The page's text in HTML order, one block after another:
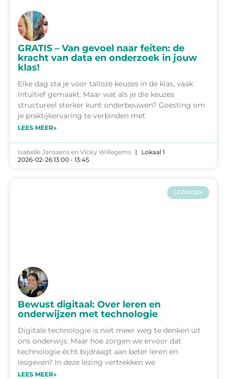
GRATIS – Van gevoel naar feiten: de
kracht van data en onderzoek in jouw
klas!
Elke dag sta je voor talloze keuzes in de klas, vaak
intuïtief gemaakt. Maar wat als je die keuzes
structureel sterker kunt onderbouwen? Goesting om
je praktijkervaring te verbinden met
LEES MEER»
Isabelle Janssens en Vicky Willegems
Lokaal 1
2026-02-26 13:00 - 13:45
LEZINGEN
Bewust digitaal: Over leren en
onderwijzen met technologie
Digitale technologie is niet meer weg te denken uit
ons onderwijs. Maar hoe zorgen we ervoor dat
technologie écht bijdraagt aan beter leren en
lesgeven? In deze lezing vertrekken we
LEES MEER»